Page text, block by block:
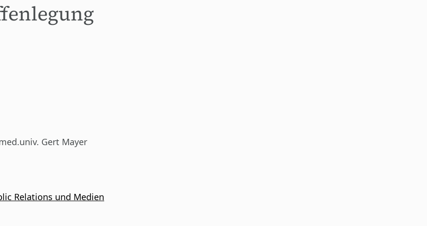
Gert Mayer
Relations und Medien